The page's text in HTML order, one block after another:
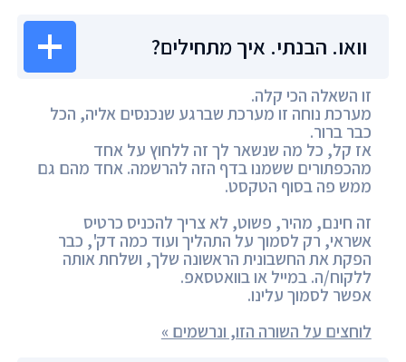
וואו. הבנתי. איך מתחילים?
זו השאלה הכי קלה.
מערכת נוחה זו מערכת שברגע שנכנסים אליה, הכל
כבר ברור.
אז קל, כל מה שנשאר לך זה ללחוץ על אחד
מהכפתורים ששמנו בדף הזה להרשמה. אחד מהם גם
ממש פה בסוף הטקסט.
זה חינם, מהיר, פשוט, לא צריך להכניס כרטיס
אשראי, רק לסמוך על התהליך ועוד כמה דק', כבר
הפקת את החשבונית הראשונה שלך, ושלחת אותה
ללקוח/ה. במייל או בוואטסאפ.
אפשר לסמוך עלינו.
לוחצים על השורה הזו, ונרשמים »